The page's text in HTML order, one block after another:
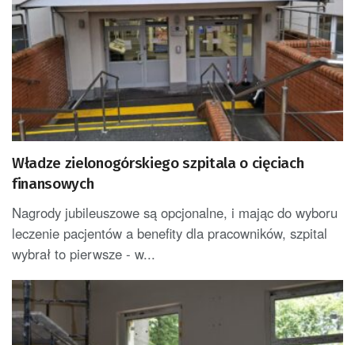
Władze zielonogórskiego szpitala o cięciach
finansowych
Nagrody jubileuszowe są opcjonalne, i mając do wyboru
leczenie pacjentów a benefity dla pracowników, szpital
wybrał to pierwsze - w...